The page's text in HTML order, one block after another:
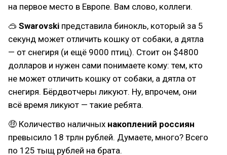
на первое место в Европе. Вам слово, коллеги.
🥽 Swarovski представила бинокль, который за 5
секунд может отличить кошку от собаки, а дятла
— от снегиря (и ещё 9000 птиц). Стоит он $4800
долларов и нужен сами понимаете кому: тем, кто
не может отличить кошку от собаки, а дятла от
снегиря. Бёрдвотчеры ликуют. Ну, впрочем, они
всё время ликуют — такие ребята.
🤑 Количество наличных накоплений россиян
превысило 18 трлн рублей. Думаете, много? Всего
по 125 тыщ рублей на брата.